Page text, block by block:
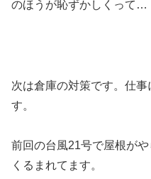
のほうが恥ずかしくって…
次は倉庫の対策です。仕
す。
前回の台風21号で屋根が
くるまれてます。